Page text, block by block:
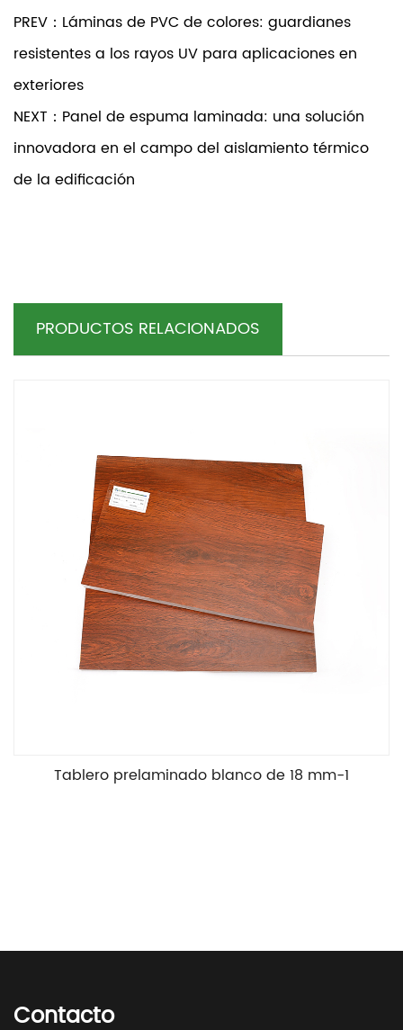
PREV：Láminas de PVC de colores: guardianes
resistentes a los rayos UV para aplicaciones en
exteriores
NEXT：Panel de espuma laminada: una solución
innovadora en el campo del aislamiento térmico
de la edificación
PRODUCTOS RELACIONADOS
Tablero prelaminado blanco de 18 mm-1
Contacto